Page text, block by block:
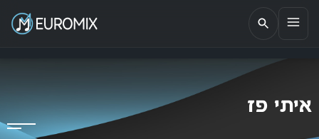
EUROMIX
אתר הבית של האירוויזיון בישראל
איתי פז